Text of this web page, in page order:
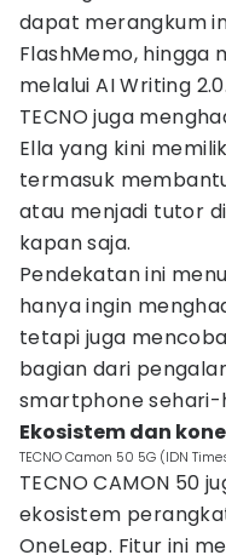
dapat merangkum
FlashMemo, hingga
melalui AI Writing 2.0.
TECNO juga
Ella yang kini
termasuk
atau menjadi tutor
kapan saja.
Pendekatan ini
hanya ingin
tetapi juga
bagian dari
smartphone sehari-
Ekosistem dan
TECNO Camon 50 5G (IDN
TECNO CAMON 50
ekosistem
OneLeap. Fitur ini